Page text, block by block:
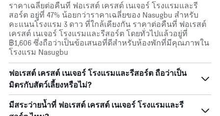
ราคาเฉลี่ยต่อคืนที่ ฟอเรสต์ เครสต์ เนเจอร์ โรงแรมและรี
สอร์ต อยู่ที่ 47% น้อยกว่าราคาเฉลี่ยของ Nasugbu สำหรับ
คะแนนโรงแรม 3 ดาว ที่ใกล้เคียงกัน ราคาต่อคืนที่ ฟอเรสต์
เครสต์ เนเจอร์ โรงแรมและรีสอร์ต โดยทั่วไปแล้วอยู่ที่
฿1,606 ซึ่งถือว่าเป็นข้อเสนอที่ดีสำหรับห้องพักที่มีคุณภาพใน
โรงแรม Nasugbu
ฟอเรสต์ เครสต์ เนเจอร์ โรงแรมและรีสอร์ต ถือว่าเป็น
มิตรกับสัตว์เลี้ยงหรือไม่?
มีสระว่ายน้ำที่ ฟอเรสต์ เครสต์ เนเจอร์ โรงแรมและรี